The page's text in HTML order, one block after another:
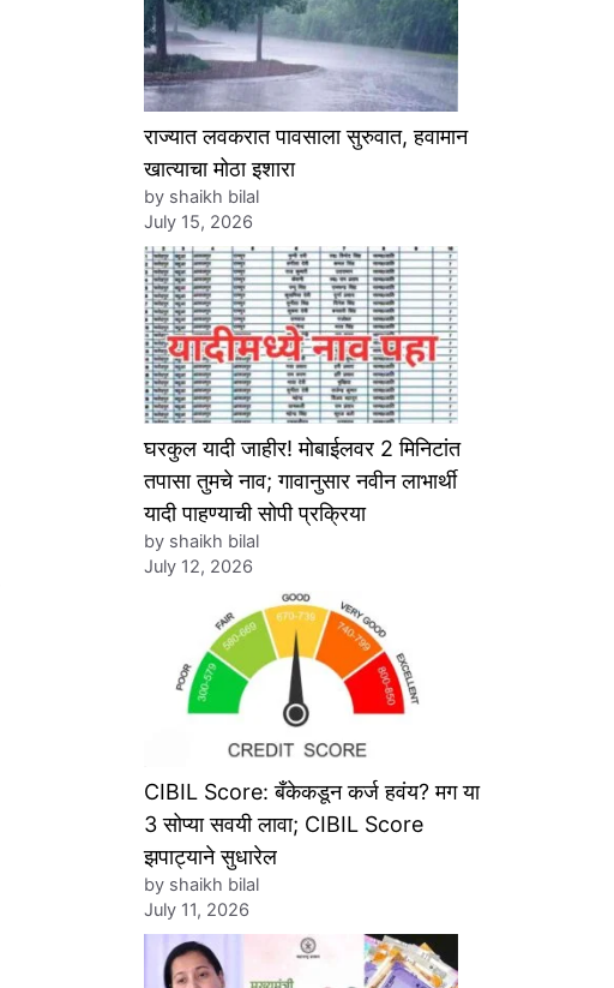
राज्यात लवकरात पावसाला सुरुवात, हवामान
खात्याचा मोठा इशारा
by shaikh bilal
July 15, 2026
घरकुल यादी जाहीर! मोबाईलवर 2 मिनिटांत
तपासा तुमचे नाव; गावानुसार नवीन लाभार्थी
यादी पाहण्याची सोपी प्रक्रिया
by shaikh bilal
July 12, 2026
CIBIL Score: बँकेकडून कर्ज हवंय? मग या
3 सोप्या सवयी लावा; CIBIL Score
झपाट्याने सुधारेल
by shaikh bilal
July 11, 2026